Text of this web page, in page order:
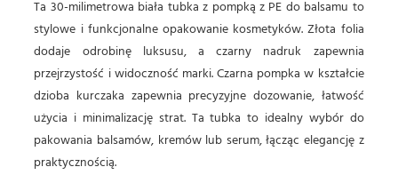
Ta 30-milimetrowa biała tubka z pompką z PE do balsamu to
stylowe i funkcjonalne opakowanie kosmetyków. Złota folia
dodaje odrobinę luksusu, a czarny nadruk zapewnia
przejrzystość i widoczność marki. Czarna pompka w kształcie
dzioba kurczaka zapewnia precyzyjne dozowanie, łatwość
użycia i minimalizację strat. Ta tubka to idealny wybór do
pakowania balsamów, kremów lub serum, łącząc elegancję z
praktycznością.